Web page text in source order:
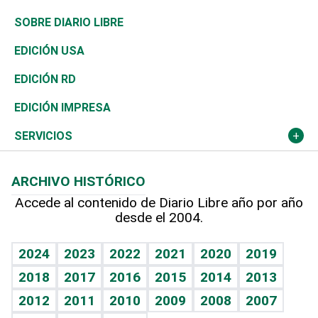
José Boquete
Reportajes
Asia
África
Ocenanía
Caribe
Resto del mundo
Consumo
Vivienda
Telecom.
Global y variable
Economía personal
Belleza
Buena Vida
Sociales
Novedades
Podcast Arte Libre
Hablando con el pediatra
Vida y familia
Eñe
Celebrando la vida
Golf
Ciclismo
Tenis
Olimpismo
Más deportes
Línea de hit
TBT Deportivo
De buena tinta
En Directo
El Espía
Noticiero Poteleche
Columnistas
Más firmas
Clima
Tecnología
Historia
Martes de tecnología
Cambio climático
Mundo
Economía
Revista
Deportes
Opinión
Hecho en casa
Guía del dinero
SOBRE DIARIO LIBRE
EDICIÓN USA
EDICIÓN RD
EDICIÓN IMPRESA
SERVICIOS
Cumpleaños
Horóscopos
Crucigramas
ARCHIVO HISTÓRICO
Accede al contenido de Diario Libre año por año
desde el 2004.
2024 2023 2022 2021 2020
2019
2018
2017 2016 2015 2014
2013
2012
2011 2010 2009 2008
2007